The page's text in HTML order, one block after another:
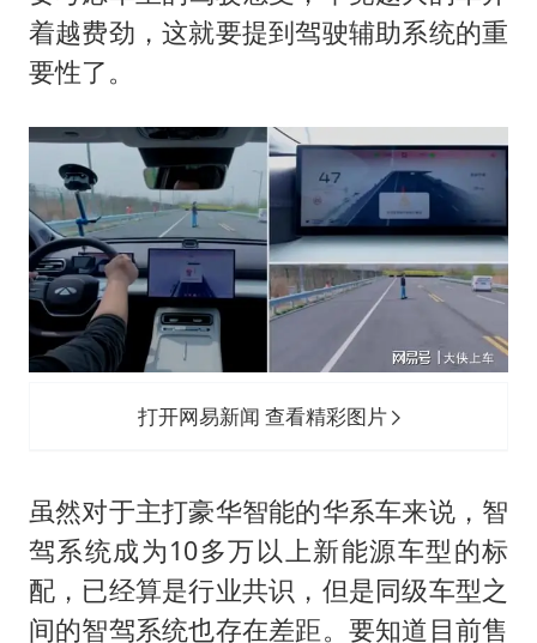
着越费劲，这就要提到驾驶辅助系统的重
要性了。
打开网易新闻 查看精彩图片
虽然对于主打豪华智能的华系车来说，智
驾系统成为10多万以上新能源车型的标
配，已经算是行业共识，但是同级车型之
间的智驾系统也存在差距。要知道目前售